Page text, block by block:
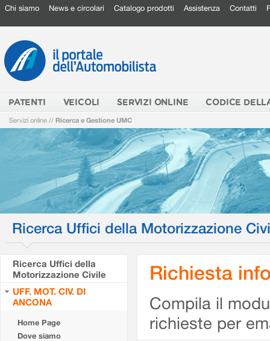
Chi siamo News e circolari Catalogo prodotti Assistenza Contatti
PATENTI VEICOLI SERVIZI ONLINE CODICE
Servizi online // Ricerca e Gestione UMC
Ricerca Uffici della Motorizzazione
Ricerca Uffici della
Motorizzazione Civile
UFF. MOT. CIV. DI
ANCONA
Home Page
Dove siamo
Richiesta
Compila il
richieste per